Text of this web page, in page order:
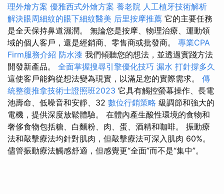
理外燴方案 優雅西式外燴方案 養老院 人工植牙技術解析
解決眼周細紋的眼下細紋醫美 后里按摩推薦 它的主要任務
是全天保持鼻道濕潤。 無論您是按摩、物理治療、運動領
域的個人客戶，還是經銷商、零售商或批發商。 專業CPA
Firm服務介紹 防水漆 我們傾聽您的想法，並透過實踐方法
開發新產品。 全面掌握搜尋引擎優化技巧 漏水 打針撐多久
這使客戶能夠從想法變為現實，以滿足您的實際需求。 傳
統整復推拿技術士證照班2023 它具有觸控螢幕操作、長電
池壽命、低噪音和安靜、32 數位行銷策略 級調節和強大的
電機，提供深度放鬆體驗。 在體內產生酸性環境的食物和
奢侈食物包括糖、白麵粉、肉、蛋、酒精和咖啡。 振動療
法和敲擊療法均針對肌肉，但敲擊療法可深入肌肉 60%。
儘管振動療法觸感舒適，但感覺更“全面”而不是“集中”。